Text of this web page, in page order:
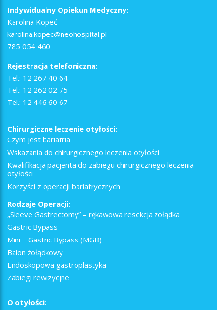
Indywidualny Opiekun Medyczny:
Karolina Kopeć
karolina.kopec@neohospital.pl
785 054 460
Rejestracja telefoniczna:
Tel.: 12 267 40 64
Tel.: 12 262 02 75
Tel.: 12 446 60 67
Chirurgiczne leczenie otyłości:
Czym jest bariatria
Wskazania do chirurgicznego leczenia otyłości
Kwalifikacja pacjenta do zabiegu chirurgicznego leczenia
otyłości
Korzyści z operacji bariatrycznych
Rodzaje Operacji:
„Sleeve Gastrectomy” – rękawowa resekcja żołądka
Gastric Bypass
Mini – Gastric Bypass (MGB)
Balon żołądkowy
Endoskopowa gastroplastyka
Zabiegi rewizycjne
O otyłości: